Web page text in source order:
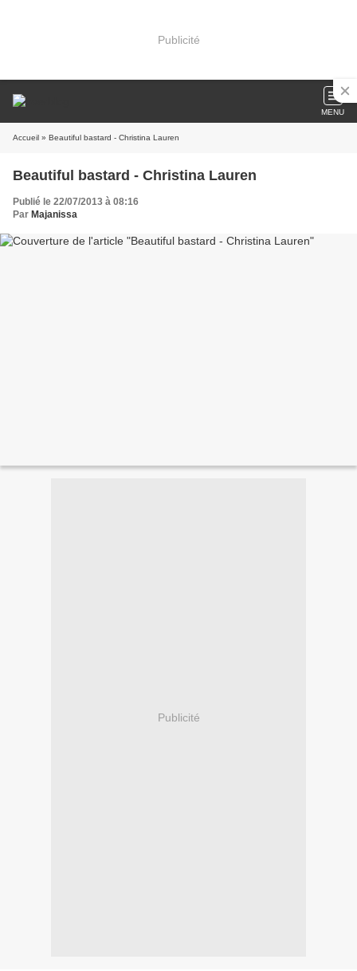
Publicité
MENU
Accueil » Beautiful bastard - Christina Lauren
Beautiful bastard - Christina Lauren
Publié le 22/07/2013 à 08:16
Par Majanissa
Publicité